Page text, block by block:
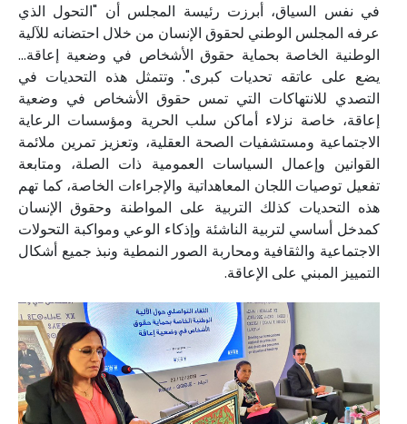
في نفس السياق، أبرزت رئيسة المجلس أن "التحول الذي
عرفه المجلس الوطني لحقوق الإنسان من خلال احتضانه للآلية
الوطنية الخاصة بحماية حقوق الأشخاص في وضعية إعاقة...
يضع على عاتقه تحديات كبرى". وتتمثل هذه التحديات في
التصدي للانتهاكات التي تمس حقوق الأشخاص في وضعية
إعاقة، خاصة نزلاء أماكن سلب الحرية ومؤسسات الرعاية
الاجتماعية ومستشفيات الصحة العقلية، وتعزيز تمرين ملائمة
القوانين وإعمال السياسات العمومية ذات الصلة، ومتابعة
تفعيل توصيات اللجان المعاهداتية والإجراءات الخاصة، كما تهم
هذه التحديات كذلك التربية على المواطنة وحقوق الإنسان
كمدخل أساسي لتربية الناشئة وإذكاء الوعي ومواكبة التحولات
الاجتماعية والثقافية ومحاربة الصور النمطية ونبذ جميع أشكال
التمييز المبني على الإعاقة.